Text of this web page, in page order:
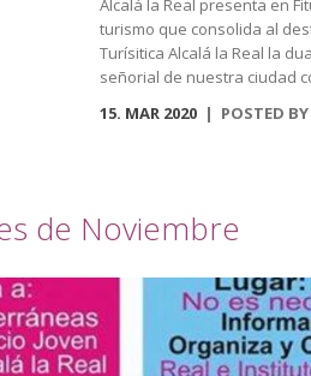
Alcalá la Real presenta en
turismo que consolida al
Turísitica Alcalá la Real la
señorial de nuestra ciudad
pueblo nuevo. Cerro y
destaca cultura, patrimonio,
experiencias. El símbolo
ciudad. El naranja, que
atalaya, se destina al
por su parte, que dibuja
identificará todo el mundo
15. MAR 2020 POSTED BY
de Noviembre